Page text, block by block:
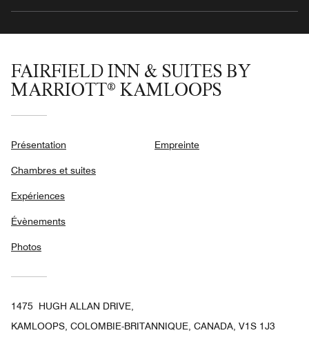
FAIRFIELD INN & SUITES BY
MARRIOTT® KAMLOOPS
Présentation
Chambres et suites
Expériences
Évènements
Photos
Empreinte
1475 HUGH ALLAN DRIVE,
KAMLOOPS, COLOMBIE-BRITANNIQUE, CANADA, V1S 1J3